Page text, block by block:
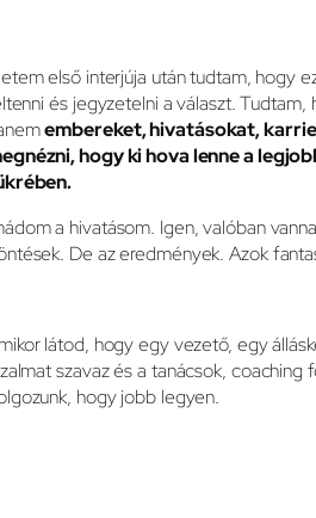
első interjúja után tudtam, hogy
és jegyzetelni a választ. Tudtam,
embereket, hivatásokat,
hogy ki hova lenne a
a hivatásom. Igen, valóban
De az eredmények. Azok
látod, hogy egy vezető, egy
szavaz és a tanácsok, coaching
hogy jobb legyen.